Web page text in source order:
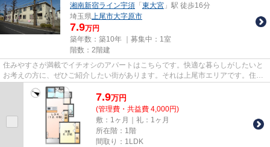
湘南新宿ライン宇須 「 東大宮 」駅 徒歩16分
埼玉県上尾市大字原市
7.9万円
築年数：築10年 ｜募集中： 1室
階数：2階建
住みやすさが満載でイチオシのアパートはこちらです。快適な暮らしがしたいと
お考えの方に、ぜひご紹介したい街があります。それは上尾市エリアです。住環
境が整っているので、不便さ...
7.9万円
(管理費・共益費 4,000円)
敷：1ヶ月｜礼：1ヶ月
所在階：1階
間取り：1LDK